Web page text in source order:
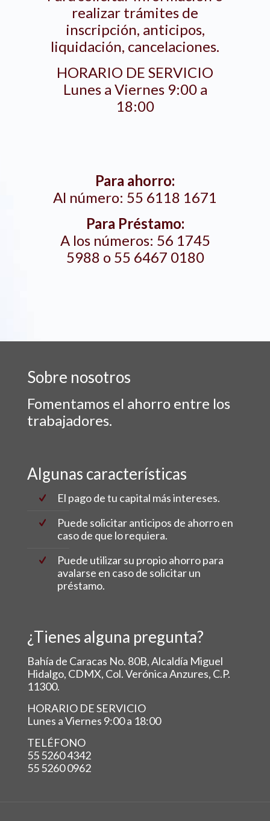
realizar trámites de
inscripción, anticipos,
liquidación, cancelaciones.
HORARIO DE SERVICIO
Lunes a Viernes 9:00 a
18:00
Para ahorro:
Al número: 55 6118 1671
Para Préstamo:
A los números: 56 1745
5988 o 55 6467 0180
Sobre nosotros
Fomentamos el ahorro entre los
trabajadores.
Algunas características
El pago de tu capital más intereses.
Puede solicitar anticipos de ahorro en
caso de que lo requiera.
Puede utilizar su propio ahorro para
avalarse en caso de solicitar un
préstamo.
¿Tienes alguna pregunta?
Bahía de Caracas No. 80B, Alcaldía Miguel
Hidalgo, CDMX, Col. Verónica Anzures, C.P.
11300.
HORARIO DE SERVICIO
Lunes a Viernes 9:00 a 18:00
TELÉFONO
55 5260 4342
55 5260 0962